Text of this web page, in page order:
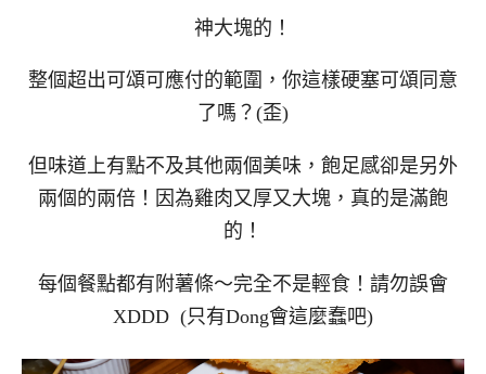
神大塊的！
整個超出可頌可應付的範圍，你這樣硬塞可頌同意
了嗎？(歪)
但味道上有點不及其他兩個美味，飽足感卻是另外
兩個的兩倍！因為雞肉又厚又大塊，真的是滿飽
的！
每個餐點都有附薯條～完全不是輕食！請勿誤會
XDDD (只有Dong會這麼蠢吧)